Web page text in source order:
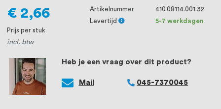
Heb je een vraag over dit product?
Mail 045-7370045
€ 2,66
Prijs per stuk
incl. btw
Artikelnummer
410.08114.001.32
Levertijd
5-7 werkdagen